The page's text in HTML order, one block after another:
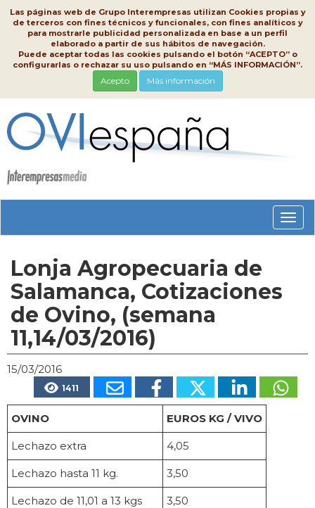
Las páginas web de Grupo Interempresas utilizan Cookies propias y
de terceros con fines técnicos y funcionales, con fines analíticos y
para mostrarle publicidad personalizada en base a un perfil
elaborado a partir de sus hábitos de navegación.
Puede aceptar todas las cookies pulsando el botón “ACEPTO” o
configurarlas o rechazar su uso pulsando en “MÁS INFORMACIÓN”.
Acepto Más información
Lonja Agropecuaria de
Salamanca, Cotizaciones
de Ovino, (semana
11,14/03/2016)
15/03/2016
1411
OVINO EUROS KG / VIVO
Lechazo extra 4,05
Lechazo hasta 11 kg. 3,50
Lechazo de 11,01 a 13 kgs 3,50